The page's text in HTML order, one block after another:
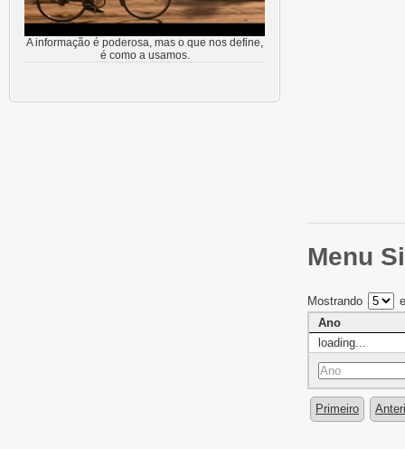
Menu
Mostrando
Ano
loading...
Primeiro
A informação é poderosa, mas o que nos define,
é como a usamos.